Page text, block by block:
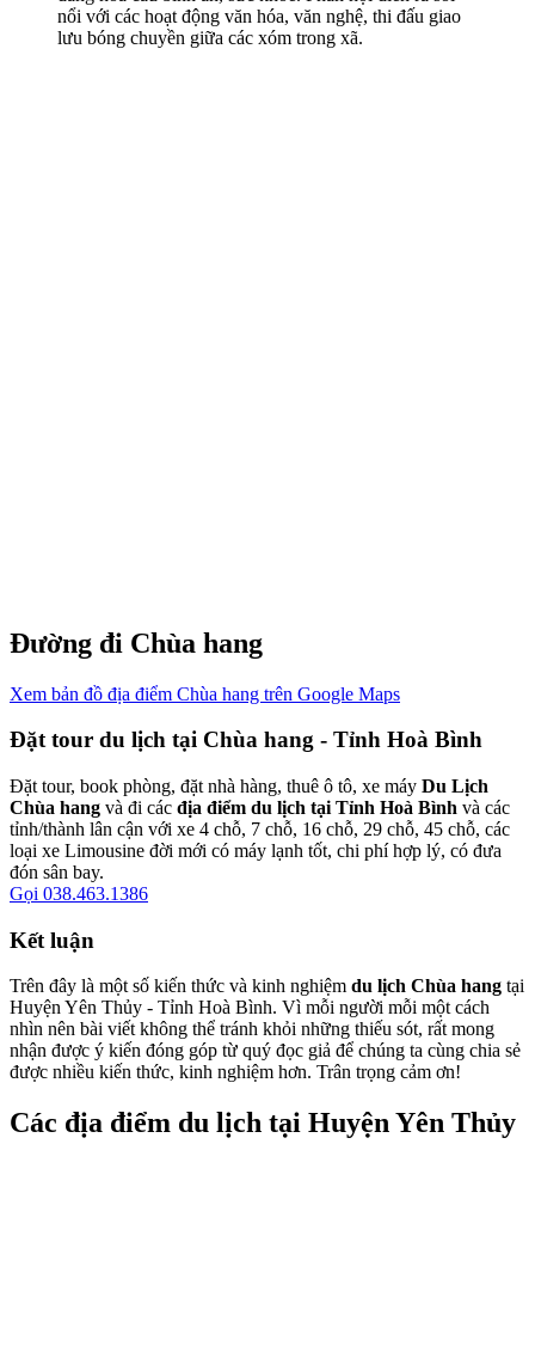
nổi với các hoạt động văn hóa, văn nghệ, thi đấu giao
lưu bóng chuyền giữa các xóm trong xã.
Đường đi Chùa hang
Xem bản đồ địa điểm Chùa hang trên Google Maps
Đặt tour du lịch tại Chùa hang - Tỉnh Hoà Bình
Đặt tour, book phòng, đặt nhà hàng, thuê ô tô, xe máy Du Lịch
Chùa hang và đi các địa điểm du lịch tại Tỉnh Hoà Bình và các
tỉnh/thành lân cận với xe 4 chỗ, 7 chỗ, 16 chỗ, 29 chỗ, 45 chỗ, các
loại xe Limousine đời mới có máy lạnh tốt, chi phí hợp lý, có đưa
đón sân bay.
Gọi 038.463.1386
Kết luận
Trên đây là một số kiến thức và kinh nghiệm du lịch Chùa hang tại
Huyện Yên Thủy - Tỉnh Hoà Bình. Vì mỗi người mỗi một cách
nhìn nên bài viết không thể tránh khỏi những thiếu sót, rất mong
nhận được ý kiến đóng góp từ quý đọc giả để chúng ta cùng chia sẻ
được nhiều kiến thức, kinh nghiệm hơn. Trân trọng cảm ơn!
Các địa điểm du lịch tại Huyện Yên Thủy